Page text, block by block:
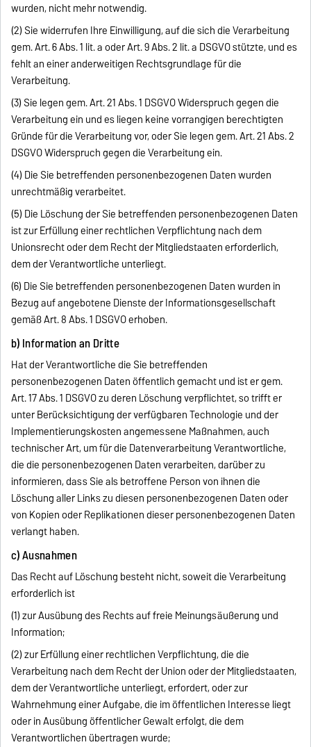
wurden, nicht mehr notwendig.
(2) Sie widerrufen Ihre Einwilligung, auf die sich die Verarbeitung
gem. Art. 6 Abs. 1 lit. a oder Art. 9 Abs. 2 lit. a DSGVO stützte, und es
fehlt an einer anderweitigen Rechtsgrundlage für die
Verarbeitung.
(3) Sie legen gem. Art. 21 Abs. 1 DSGVO Widerspruch gegen die
Verarbeitung ein und es liegen keine vorrangigen berechtigten
Gründe für die Verarbeitung vor, oder Sie legen gem. Art. 21 Abs. 2
DSGVO Widerspruch gegen die Verarbeitung ein.
(4) Die Sie betreffenden personenbezogenen Daten wurden
unrechtmäßig verarbeitet.
(5) Die Löschung der Sie betreffenden personenbezogenen Daten
ist zur Erfüllung einer rechtlichen Verpflichtung nach dem
Unionsrecht oder dem Recht der Mitgliedstaaten erforderlich,
dem der Verantwortliche unterliegt.
(6) Die Sie betreffenden personenbezogenen Daten wurden in
Bezug auf angebotene Dienste der Informationsgesellschaft
gemäß Art. 8 Abs. 1 DSGVO erhoben.
b) Information an Dritte
Hat der Verantwortliche die Sie betreffenden
personenbezogenen Daten öffentlich gemacht und ist er gem.
Art. 17 Abs. 1 DSGVO zu deren Löschung verpflichtet, so trifft er
unter Berücksichtigung der verfügbaren Technologie und der
Implementierungskosten angemessene Maßnahmen, auch
technischer Art, um für die Datenverarbeitung Verantwortliche,
die die personenbezogenen Daten verarbeiten, darüber zu
informieren, dass Sie als betroffene Person von ihnen die
Löschung aller Links zu diesen personenbezogenen Daten oder
von Kopien oder Replikationen dieser personenbezogenen Daten
verlangt haben.
c) Ausnahmen
Das Recht auf Löschung besteht nicht, soweit die Verarbeitung
erforderlich ist
(1) zur Ausübung des Rechts auf freie Meinungsäußerung und
Information;
(2) zur Erfüllung einer rechtlichen Verpflichtung, die die
Verarbeitung nach dem Recht der Union oder der Mitgliedstaaten,
dem der Verantwortliche unterliegt, erfordert, oder zur
Wahrnehmung einer Aufgabe, die im öffentlichen Interesse liegt
oder in Ausübung öffentlicher Gewalt erfolgt, die dem
Verantwortlichen übertragen wurde;